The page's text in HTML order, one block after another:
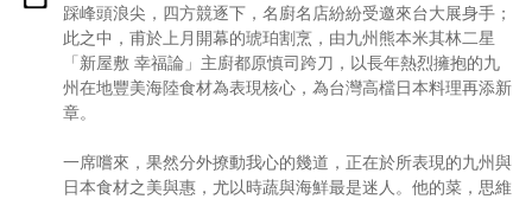
踩峰頭浪尖，四方競逐下，名廚名店紛紛受邀來台大展身手；
此之中，甫於上月開幕的琥珀割烹，由九州熊本米其林二星
「新屋敷 幸福論」主廚都原慎司跨刀，以長年熱烈擁抱的九
州在地豐美海陸食材為表現核心，為台灣高檔日本料理再添新
章。
一席嚐來，果然分外撩動我心的幾道，正在於所表現的九州與
日本食材之美與惠，尤以時蔬與海鮮最是迷人。他的菜，思維